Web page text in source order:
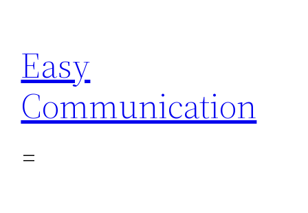
contenu
Easy
Communication